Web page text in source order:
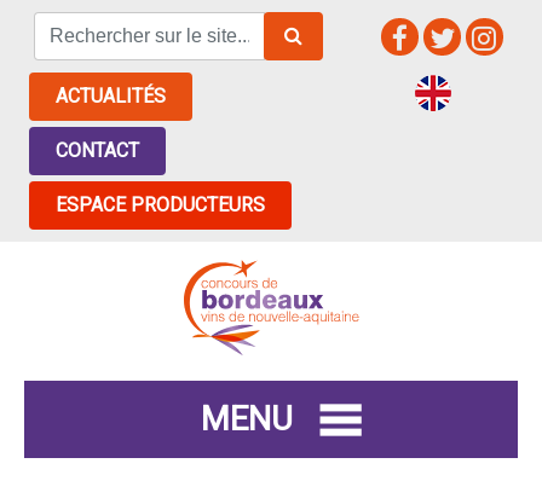
ACTUALITÉS
CONTACT
ESPACE PRODUCTEURS
MENU